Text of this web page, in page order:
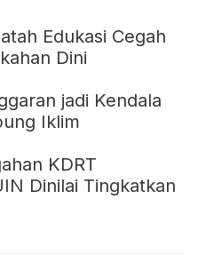
Edukasi Cegah
Dini
jadi Kendala
Iklim
KDRT
Dinilai Tingkatkan